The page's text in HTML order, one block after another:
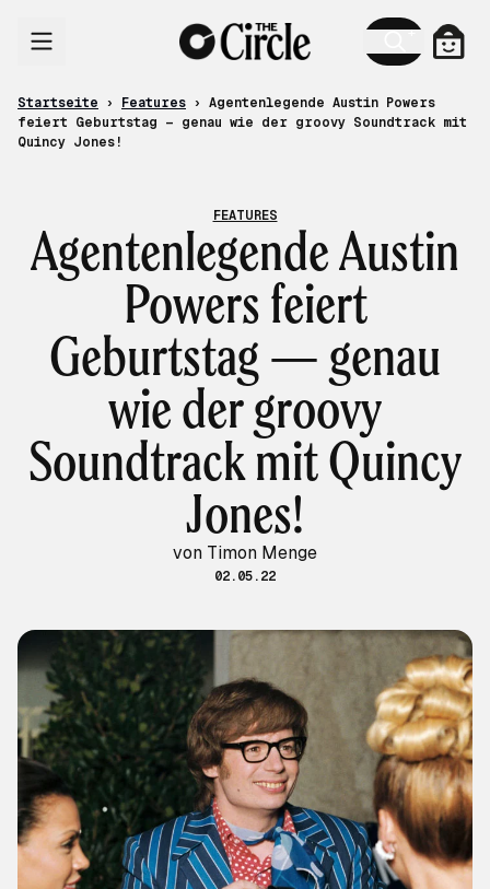
Startseite › Features ›
Agentenlegende Austin Powers
feiert Geburtstag — genau wie der groovy Soundtrack mit
Quincy Jones!
FEATURES
Agentenlegende Austin
Powers feiert
Geburtstag — genau
wie der groovy
Soundtrack mit Quincy
Jones!
von Timon Menge
02.05.22